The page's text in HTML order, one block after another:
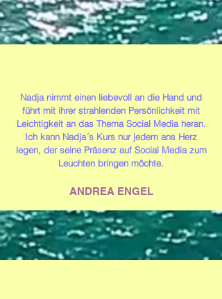
Nadja nimmt einen liebevoll an die Hand und
führt mit ihrer strahlenden Persönlichkeit mit
Leichtigkeit an das Thema Social Media heran.
Ich kann Nadja´s Kurs nur jedem ans Herz
legen, der seine Präsenz auf Social Media zum
Leuchten bringen möchte.
ANDREA ENGEL